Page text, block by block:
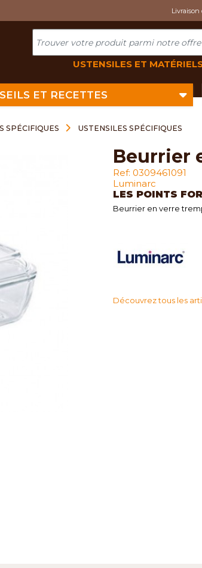
USTENSILES ET
ET RECETTES
SPÉCIFIQUES USTENSILES SPÉCIFIQUES
Ref: 0309461091
Luminarc
LES POINTS
Beurrier en verre
Découvrez tous les